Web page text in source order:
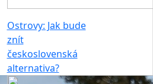
Ostrovy: Jak bude
znít
československá
alternativa?